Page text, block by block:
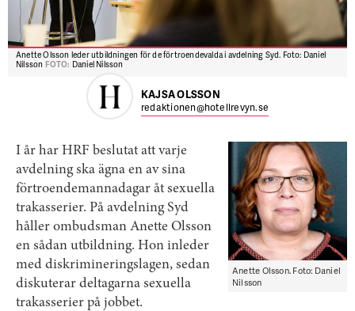
Anette Olsson leder utbildningen för de förtroendevalda i avdelning Syd. Foto: Daniel
Nilsson FOTO: Daniel Nilsson
KAJSA OLSSON
redaktionen@hotellrevyn.se
Anette Olsson. Foto: Daniel
Nilsson
I år har HRF beslutat att varje
avdelning ska ägna en av sina
förtroendemanna­dagar åt sexuella
trakasserier. På avdelning Syd
håller ombudsman Anette Olsson
en sådan utbildning. Hon inleder
med diskrimineringslagen, sedan
diskuterar deltagarna sexuella
trakasserier på jobbet.